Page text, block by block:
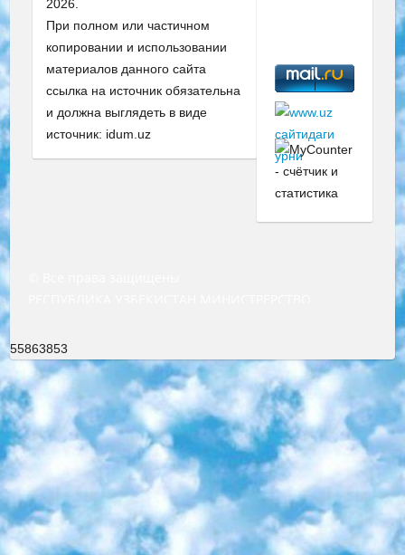
2026.
При полном или частичном
копировании и использовании
материалов данного сайта
ссылка на источник обязательна
и должна выглядеть в виде
источник: idum.uz
55863853